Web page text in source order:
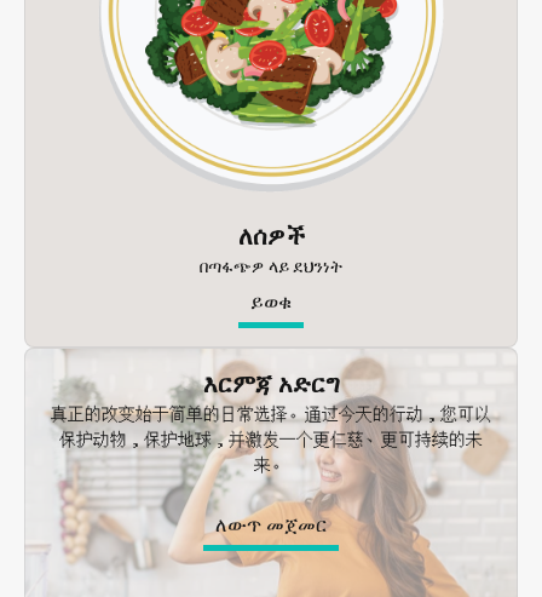
ለሰዎች
በጣፋጭዎ ላይ ደህንነት
ይወቁ
እርምጃ አድርግ
真正的改变始于简单的日常选择。通过今天的行动，您可以
保护动物，保护地球，并激发一个更仁慈、更可持续的未
来。
ለውጥ መጀመር